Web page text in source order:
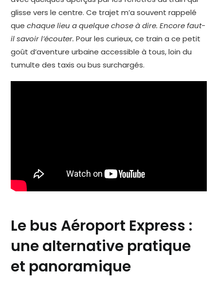
glisse vers le centre. Ce trajet m’a souvent rappelé
quechaque lieu a quelque chose à dire. Encore faut-
il savoir l’écouter. Pour les curieux, ce train a ce petit
goût d’aventure urbaine accessible à tous, loin du
tumulte des taxis ou bus surchargés.
Le bus Aéroport Express :
une alternative pratique
et panoramique